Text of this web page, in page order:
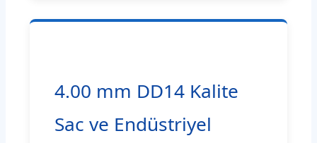
4.00 mm DD14 Kalite
Sac ve Endüstriyel